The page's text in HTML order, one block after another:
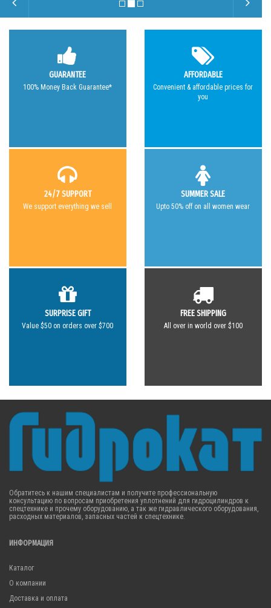
GUARANTEE
100% Money Back Guarantee*
AFFORDABLE
Convenient & affordable prices for
you
24/7 SUPPORT
We support everything we sell
SUMMER SALE
Upto 50% off on all women wear
SURPRISE GIFT
Value $50 on orders over $700
FREE SHIPPING
All over in world over $100
Обратитесь к нашим специалистам и получите профессиональную
консультацию по вопросам приобретения уплотнений для гидроцилиндров к
спецтехнике и прочему оборудованию, а так же гидравлического оборудования,
расходных материалов, запасных частей к спецтехнике.
ИНФОРМАЦИЯ
Каталог
О компании
Доставка и оплата